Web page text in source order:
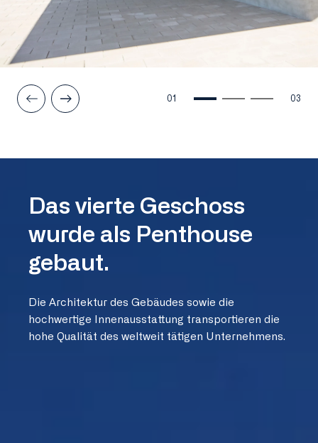
01 03
Das vierte Geschoss
wurde als Penthouse
gebaut.
Die Architektur des Gebäudes sowie die
hochwertige Innenausstattung transportieren die
hohe Qualität des weltweit tätigen Unternehmens.